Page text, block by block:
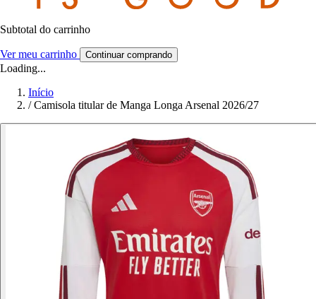
Subtotal do carrinho
Ver meu carrinho Continuar comprando
Loading...
Início
/ Camisola titular de Manga Longa Arsenal 2026/27